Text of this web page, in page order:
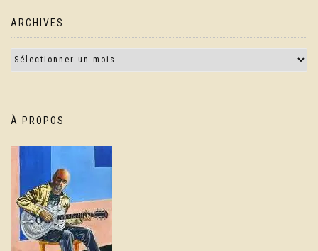
ARCHIVES
À PROPOS